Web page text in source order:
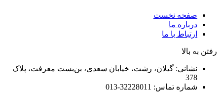
صفحه نخست
درباره ما
ارتباط با ما
رفتن به بالا
نشانی: گیلان، رشت، خیابان سعدی، بن‌بست معرفت، پلاک
378
شماره تماس: 32228011-013